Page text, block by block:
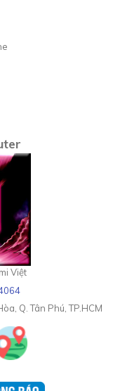
Việt
Q. Tân Phú, TP.HCM